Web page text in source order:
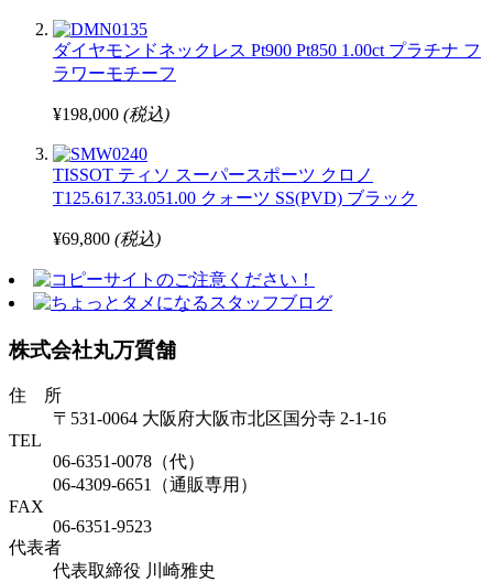
ダイヤモンドネックレス Pt900 Pt850 1.00ct プラチナ フ
ラワーモチーフ
¥198,000 (税込)
TISSOT ティソ スーパースポーツ クロノ
T125.617.33.051.00 クォーツ SS(PVD) ブラック
¥69,800 (税込)
株式会社丸万質舗
住 所
〒531-0064 大阪府大阪市北区国分寺 2-1-16
TEL
06-6351-0078（代）
06-4309-6651（通販専用）
FAX
06-6351-9523
代表者
代表取締役 川崎雅史